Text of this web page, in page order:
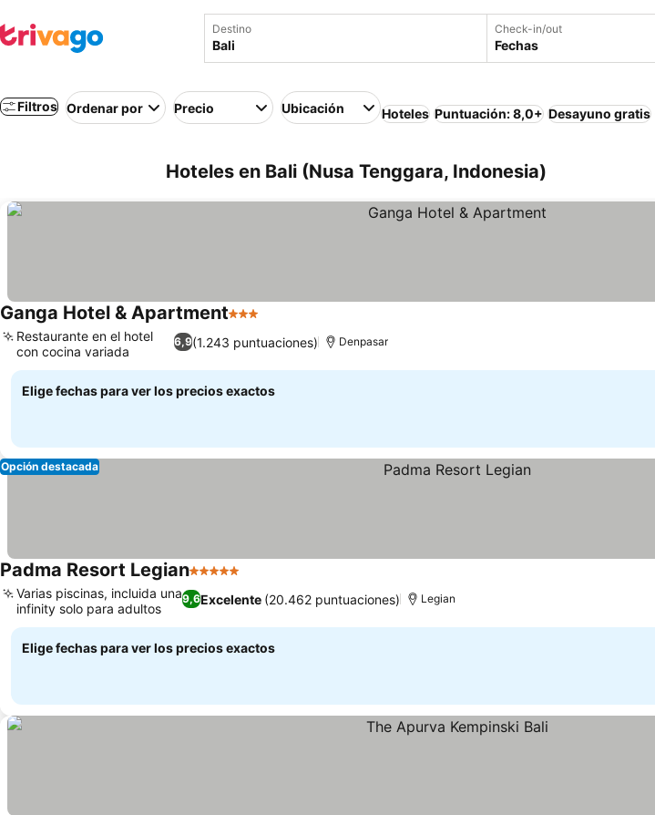
Destino Check-in/out
Fechas
Filtros Ordenar por Precio Ubicación Hoteles Puntuación: 8,0+ Desayuno gratis
Hoteles en Bali (Nusa Tenggara, Indonesia)
Ganga Hotel & Apartment3 Estrellas
6,9(1.243 puntuaciones)
Restaurante en el hotel
con cocina variada
Denpasar
Elige fechas para ver los precios exactos
Opción destacada
Padma Resort Legian5 Estrellas
9,6Excelente (20.462 puntuaciones)
Varias piscinas, incluida una
infinity solo para adultos
Legian
Elige fechas para ver los precios exactos